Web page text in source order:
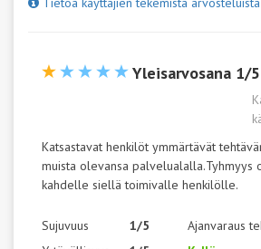
Yleisarvosana 1/5
Katsastavat henkilöt ymmärtävät
muista olevansa palvelualalla.Tyhmyys
kahdelle siellä toimivalle henkilölle.
Sujuvuus
1/5
Ajanvaraus